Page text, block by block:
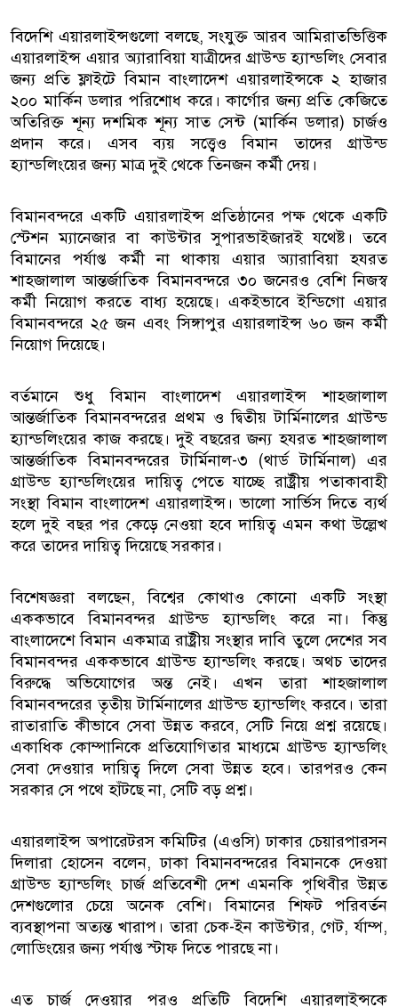
বিদেশি এয়ারলাইন্সগুলো বলছে, সংযুক্ত আরব আমিরাতভিত্তিক
এয়ারলাইন্স এয়ার অ্যারাবিয়া যাত্রীদের গ্রাউন্ড হ্যান্ডলিং সেবার
জন্য প্রতি ফ্লাইটে বিমান বাংলাদেশ এয়ারলাইন্সকে ২ হাজার
২০০ মার্কিন ডলার পরিশোধ করে। কার্গোর জন্য প্রতি কেজিতে
অতিরিক্ত শূন্য দশমিক শূন্য সাত সেন্ট (মার্কিন ডলার) চার্জও
প্রদান করে। এসব ব্যয় সত্ত্বেও বিমান তাদের গ্রাউন্ড
হ্যান্ডলিংয়ের জন্য মাত্র দুই থেকে তিনজন কর্মী দেয়।
বিমানবন্দরে একটি এয়ারলাইন্স প্রতিষ্ঠানের পক্ষ থেকে একটি
স্টেশন ম্যানেজার বা কাউন্টার সুপারভাইজারই যথেষ্ট। তবে
বিমানের পর্যাপ্ত কর্মী না থাকায় এয়ার অ্যারাবিয়া হযরত
শাহজালাল আন্তর্জাতিক বিমানবন্দরে ৩০ জনেরও বেশি নিজস্ব
কর্মী নিয়োগ করতে বাধ্য হয়েছে। একইভাবে ইন্ডিগো এয়ার
বিমানবন্দরে ২৫ জন এবং সিঙ্গাপুর এয়ারলাইন্স ৬০ জন কর্মী
নিয়োগ দিয়েছে।
বর্তমানে শুধু বিমান বাংলাদেশ এয়ারলাইন্স শাহজালাল
আন্তর্জাতিক বিমানবন্দরের প্রথম ও দ্বিতীয় টার্মিনালের গ্রাউন্ড
হ্যান্ডলিংয়ের কাজ করছে। দুই বছরের জন্য হযরত শাহজালাল
আন্তর্জাতিক বিমানবন্দরের টার্মিনাল-৩ (থার্ড টার্মিনাল) এর
গ্রাউন্ড হ্যান্ডলিংয়ের দায়িত্ব পেতে যাচ্ছে রাষ্ট্রীয় পতাকাবাহী
সংস্থা বিমান বাংলাদেশ এয়ারলাইন্স। ভালো সার্ভিস দিতে ব্যর্থ
হলে দুই বছর পর কেড়ে নেওয়া হবে দায়িত্ব এমন কথা উল্লেখ
করে তাদের দায়িত্ব দিয়েছে সরকার।
বিশেষজ্ঞরা বলছেন, বিশ্বের কোথাও কোনো একটি সংস্থা
এককভাবে বিমানবন্দর গ্রাউন্ড হ্যান্ডলিং করে না। কিন্তু
বাংলাদেশে বিমান একমাত্র রাষ্ট্রীয় সংস্থার দাবি তুলে দেশের সব
বিমানবন্দর এককভাবে গ্রাউন্ড হ্যান্ডলিং করছে। অথচ তাদের
বিরুদ্ধে অভিযোগের অন্ত নেই। এখন তারা শাহজালাল
বিমানবন্দরের তৃতীয় টার্মিনালের গ্রাউন্ড হ্যান্ডলিং করবে। তারা
রাতারাতি কীভাবে সেবা উন্নত করবে, সেটি নিয়ে প্রশ্ন রয়েছে।
একাধিক কোম্পানিকে প্রতিযোগিতার মাধ্যমে গ্রাউন্ড হ্যান্ডলিং
সেবা দেওয়ার দায়িত্ব দিলে সেবা উন্নত হবে। তারপরও কেন
সরকার সে পথে হাঁটছে না, সেটি বড় প্রশ্ন।
এয়ারলাইন্স অপারেটরস কমিটির (এওসি) ঢাকার চেয়ারপারসন
দিলারা হোসেন বলেন, ঢাকা বিমানবন্দরের বিমানকে দেওয়া
গ্রাউন্ড হ্যান্ডলিং চার্জ প্রতিবেশী দেশ এমনকি পৃথিবীর উন্নত
দেশগুলোর চেয়ে অনেক বেশি। বিমানের শিফট পরিবর্তন
ব্যবস্থাপনা অত্যন্ত খারাপ। তারা চেক-ইন কাউন্টার, গেট, র্যাম্প,
লোডিংয়ের জন্য পর্যাপ্ত স্টাফ দিতে পারছে না।
এত চার্জ দেওয়ার পরও প্রতিটি বিদেশি এয়ারলাইন্সকে